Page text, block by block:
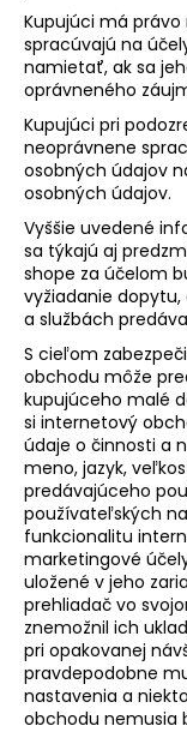
Kupujúci má
spracúvajú na
namietať, ak sa
oprávneného
Kupujúci pri
neoprávnene
osobných údajov
osobných údajov.
Vyššie uvedené
sa týkajú aj
shope za účelom
vyžiadanie
a službách
S cieľom
obchodu môže
kupujúceho malé
si internetový
údaje o činnosti a
meno, jazyk,
predávajúceho
používateľských
funkcionalitu
marketingové
uložené v jeho
prehliadač vo
znemožnil ich
pri opakovanej
pravdepodobne
nastavenia a
obchodu nemusia